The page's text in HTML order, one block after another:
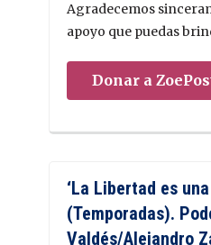
Agradecemos
apoyo que puedas
Donar a
‘La Libertad es
(Temporadas).
Valdés/Alejandro